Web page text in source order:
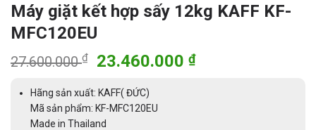
Máy giặt kết hợp sấy 12kg KAFF KF-
MFC120EU
27.600.000₫
Giá
là:
27.600.000 ₫.
23.460.000 ₫Giá
Hãng sản xuất: KAFF( ĐỨC)
Mã sản phẩm: KF-MFC120EU
Made in Thailand